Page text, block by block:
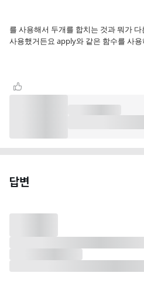
를 사용해서 두개를 합치는 것과 뭐가
사용했거든요 apply와 같은 함수를 사
답변